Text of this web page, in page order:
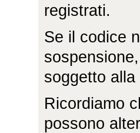
registrati.
Se il codice
soggetto
Ricordiamo
possono